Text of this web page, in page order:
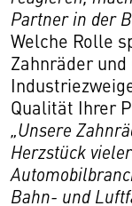
Partner in der
Welche Rolle
Zahnräder
Qualität Ihrer
„Unsere
Herzstück
Bahn- und